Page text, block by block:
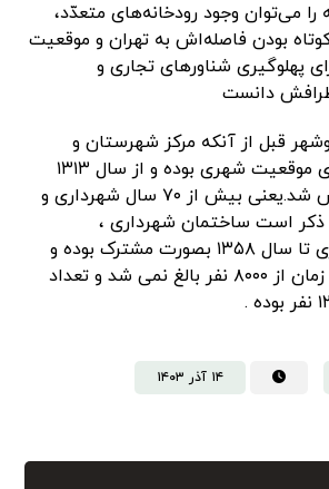
را می‌توان وجود رودخانه‌های متعدّد،
بودن فاصله‌اش به تهران و موقعیت
پهلوگیری شناورهای تجاری و
دانست
قبل از آنکه مرکز شهرستان و
فرمانداری باشد دارای موقعیت شهری بوده و از سال ۱۳۱۳
شهرداری آن تاسیس شد.یعنی بیش از ۷۰ سال شهرداری و
ذکر است ساختمان شهرداری ،
فرمانداری و بخشداری تا سال ۱۳۵۸ بصورت مشترک بوده و
جمعیت شهر در آن زمان از ۸۰۰۰ نفر بالغ نمی شد و تعداد
۱۴ آذر ۱۴۰۳